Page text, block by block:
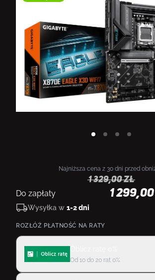
Najniższa cena z 30 dni przed
1 329,00zł
Do zapłaty 1 299,00
Wysyłka w 1-2 dni
ROZŁÓŻ PŁATNOŚĆ NA RATY
Od 10 do 20 rat 0%